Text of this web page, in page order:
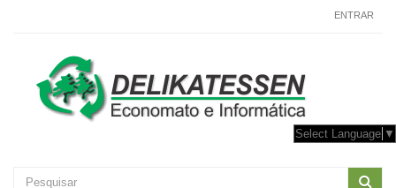
ENTRAR
Select Language ▼